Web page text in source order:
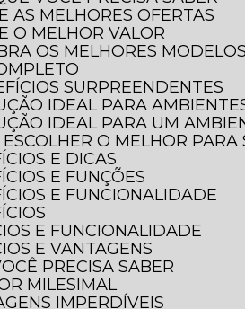
AS MELHORES OFERTAS
O MELHOR VALOR
OS MELHORES
SURPREENDENTES
IDEAL PARA
IDEAL PARA UM
O MELHOR
E DICAS
E FUNÇÕES
E FUNCIONALIDADE
E FUNCIONALIDADE
E VANTAGENS
PRECISA SABER
MILESIMAL
IMPERDÍVEIS